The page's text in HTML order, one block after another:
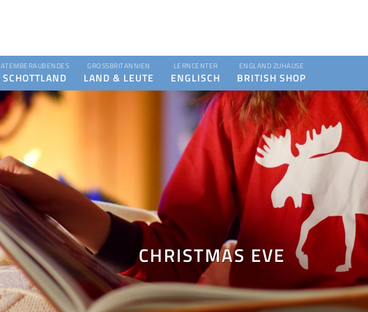
ATEMBERAUBENDES
SCHOTTLAND
GROSSBRITANNIEN
LAND & LEUTE
LERNCENTER
ENGLISCH
ENGLAND ZUHAUSE
BRITISH SHOP
CHRISTMAS EVE